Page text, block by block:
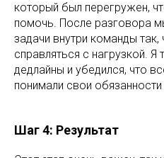
который был перегружен,
помочь. После разговора
задачи внутри команды
справляться с нагрузкой. Я
дедлайны и убедился, что
понимали свои обязанности
Шаг 4: Результат